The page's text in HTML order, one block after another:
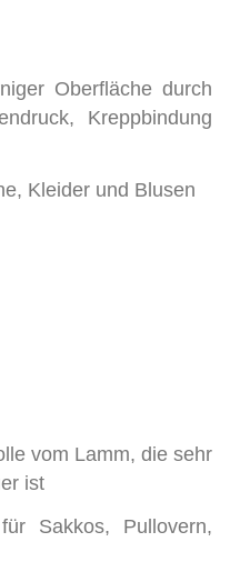
Oberfläche durch
Kreppbindung
Kleider und Blusen
vom Lamm, die sehr
ist
Sakkos, Pullovern,